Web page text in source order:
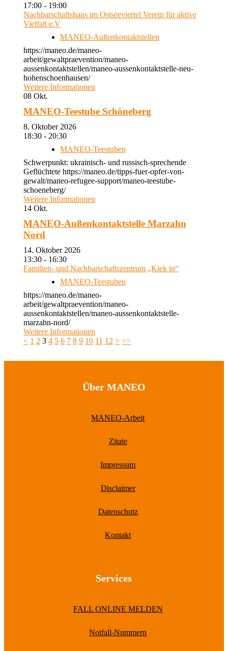
17:00 - 19:00
Nachbarschaftshaus im Ostseeviertel Verein für aktive
Vielfalt e.V
MANEO-Außenkontaktstellen
https://maneo.de/maneo-
arbeit/gewaltpraevention/maneo-
aussenkontaktstellen/maneo-aussenkontaktstelle-neu-
hohenschoenhausen/
Weitere Informationen
08 Okt.
MANEO-Teestube Schöneberg
8. Oktober 2026
18:30 - 20:30
MANEO-Teestuben
Schwerpunkt: ukrainisch- und russisch-sprechende
Geflüchtete https://maneo.de/tipps-fuer-opfer-von-
gewalt/maneo-refugee-support/maneo-teestube-
schoeneberg/
Weitere Informationen
14 Okt.
MANEO-Außenkontaktstelle Marzahn
Nord
14. Oktober 2026
13:30 - 16:30
Familien- und Nachbarschaftszentrum „Kiek in“
MANEO-Teestuben
https://maneo.de/maneo-
arbeit/gewaltpraevention/maneo-
aussenkontaktstellen/maneo-aussenkontaktstelle-
marzahn-nord/
Weitere Informationen
< 1 2 3 4 5 6 7 8 9 10 11 12 > >>
Über MANEO
MANEO-Arbeit
Zitate
Impressum
Disclaimer
Datenschutz
Kontakt
Services
FALL ONLINE MELDEN
Notfall-Nummern